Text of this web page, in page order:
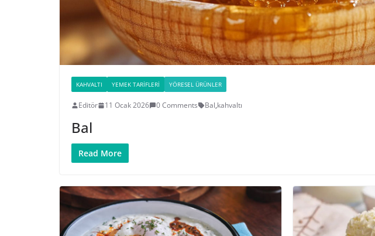
KAHVALTI YEMEK TARIFLERI YÖRESEL ÜRÜNLER
Editör 11 Ocak 2026 0 Comments Bal,kahvaltı
Bal
Read More